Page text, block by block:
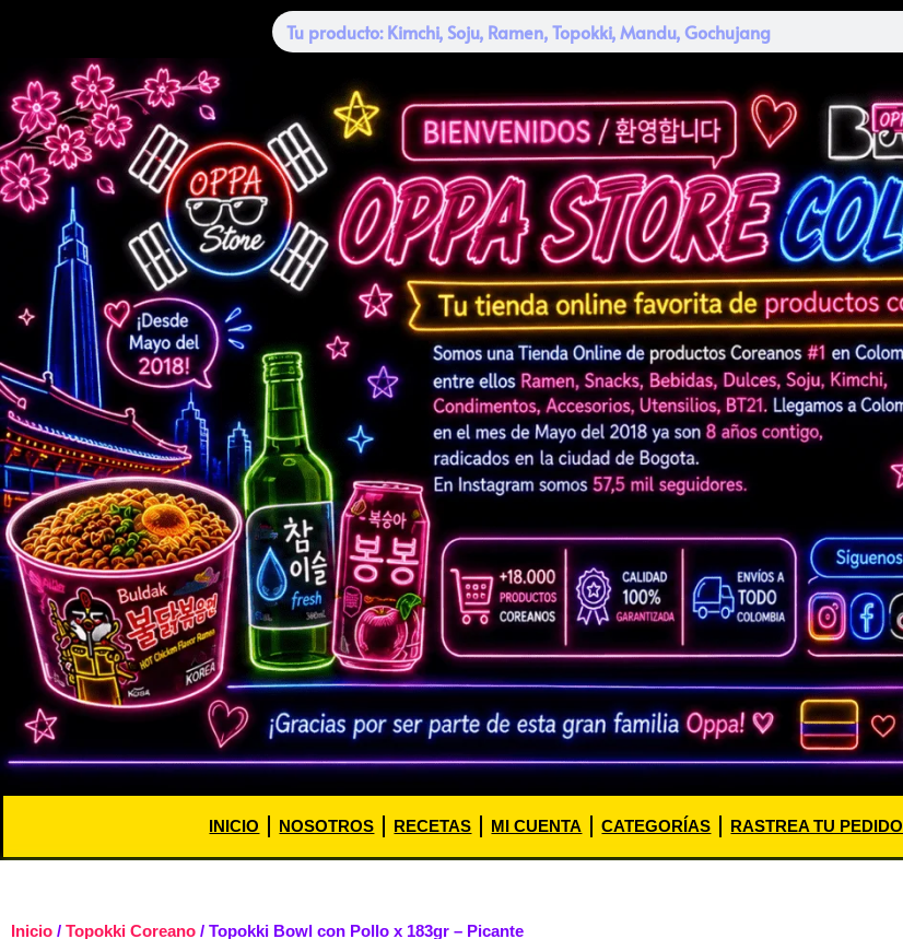
INICIO NOSOTROS RECETAS MI CUENTA CATEGORÍAS RASTREA TU PEDIDO
Inicio / Topokki Coreano / Topokki Bowl con Pollo x 183gr – Picante